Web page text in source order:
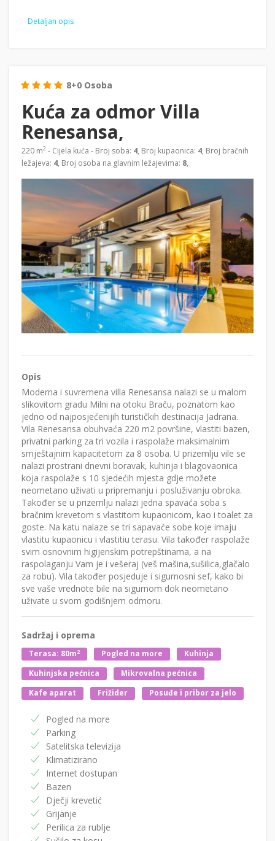
Detaljan opis
8+0 Osoba
Kuća za odmor Villa
Renesansa,
220 m2 - Cijela kuća - Broj soba: 4, Broj kupaonica: 4, Broj bračnih
ležajeva: 4, Broj osoba na glavnim ležajevima: 8,
Opis
Moderna i suvremena villa Renesansa nalazi se u malom
slikovitom gradu Milni na otoku Braču, poznatom kao
jedno od najposjećenijih turističkih destinacija Jadrana.
Vila Renesansa obuhvaća 220 m2 površine, vlastiti bazen,
privatni parking za tri vozila i raspolaže maksimalnim
smještajnim kapacitetom za 8 osoba. U prizemlju vile se
nalazi prostrani dnevni boravak, kuhinja i blagovaonica
koja raspolaže s 10 sjedećih mjesta gdje možete
neometano uživati u pripremanju i posluživanju obroka.
Također se u prizemlju nalazi jedna spavaća soba s
bračnim krevetom s vlastitom kupaonicom, kao i toalet za
goste. Na katu nalaze se tri sapavaće sobe koje imaju
vlastitu kupaonicu i vlastitiu terasu. Vila također raspolaže
svim osnovnim higijenskim potrepštinama, a na
raspolaganju Vam je i vešeraj (veš mašina,sušilica,glačalo
za robu). Vila također posjeduje i sigurnosni sef, kako bi
sve vaše vrednote bile na sigurnom dok neometano
uživate u svom godišnjem odmoru.
Sadržaj i oprema
Terasa: 80m2 Pogled na more
Kuhinja
Kuhinjska pećnica
Mikrovalna pećnica
Kafe aparat
Frižider Posuđe i pribor za jelo
Pogled na more
Parking
Satelitska televizija
Klimatizirano
Internet dostupan
Bazen
Dječji krevetić
Grijanje
Perilica za rublje